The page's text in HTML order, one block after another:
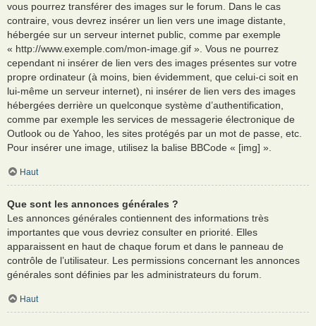
vous pourrez transférer des images sur le forum. Dans le cas
contraire, vous devrez insérer un lien vers une image distante,
hébergée sur un serveur internet public, comme par exemple
« http://www.exemple.com/mon-image.gif ». Vous ne pourrez
cependant ni insérer de lien vers des images présentes sur votre
propre ordinateur (à moins, bien évidemment, que celui-ci soit en
lui-même un serveur internet), ni insérer de lien vers des images
hébergées derrière un quelconque système d’authentification,
comme par exemple les services de messagerie électronique de
Outlook ou de Yahoo, les sites protégés par un mot de passe, etc.
Pour insérer une image, utilisez la balise BBCode « [img] ».
Haut
Que sont les annonces générales ?
Les annonces générales contiennent des informations très
importantes que vous devriez consulter en priorité. Elles
apparaissent en haut de chaque forum et dans le panneau de
contrôle de l’utilisateur. Les permissions concernant les annonces
générales sont définies par les administrateurs du forum.
Haut